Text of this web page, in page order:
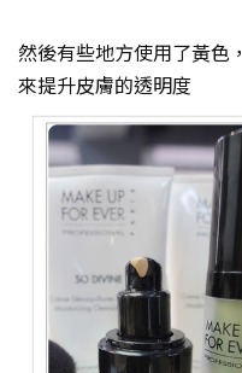
然後有些地方使用了黃色，
來提升皮膚的透明度